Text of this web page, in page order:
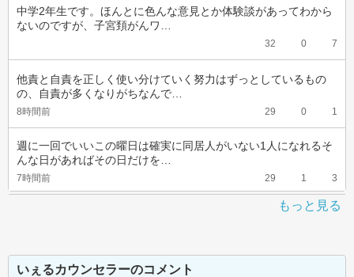
中学2年生です。ほんとに色んな意見とか体験談があってわから
ないのですが、子宮頚がんワ…
32 0 7
他責と自責を正しく使い分けていく努力はずっとしているもの
の、自責が多くなりがちなんで…
8時間前 29 0 1
週に一回でいいこの曜日は確実に同居人がいない1人になれるそ
んな日があればその日だけを…
7時間前 29 1 3
もっと見る
いぇるカウンセラーのコメント